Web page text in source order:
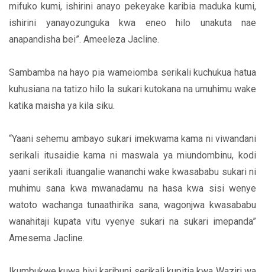
mifuko kumi, ishirini anayo pekeyake karibia maduka kumi,
ishirini yanayozunguka kwa eneo hilo unakuta nae
anapandisha bei”. Ameeleza Jacline.
Sambamba na hayo pia wameiomba serikali kuchukua hatua
kuhusiana na tatizo hilo la sukari kutokana na umuhimu wake
katika maisha ya kila siku.
“Yaani sehemu ambayo sukari imekwama kama ni viwandani
serikali itusaidie kama ni maswala ya miundombinu, kodi
yaani serikali ituangalie wananchi wake kwasababu sukari ni
muhimu sana kwa mwanadamu na hasa kwa sisi wenye
watoto wachanga tunaathirika sana, wagonjwa kwasababu
wanahitaji kupata vitu vyenye sukari na sukari imepanda”
Amesema Jacline.